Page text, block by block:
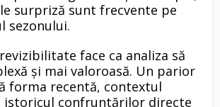
surpriză sunt frecvente pe
sezonului.
face ca analiza să
și mai valoroasă. Un parior
forma recentă, contextul
istoricul confruntărilor directe